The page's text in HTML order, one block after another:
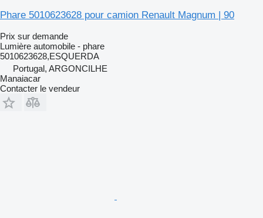
Phare 5010623628 pour camion Renault Magnum | 90
Prix sur demande
Lumière automobile - phare
5010623628,ESQUERDA
Portugal, ARGONCILHE
Manaiacar
Contacter le vendeur